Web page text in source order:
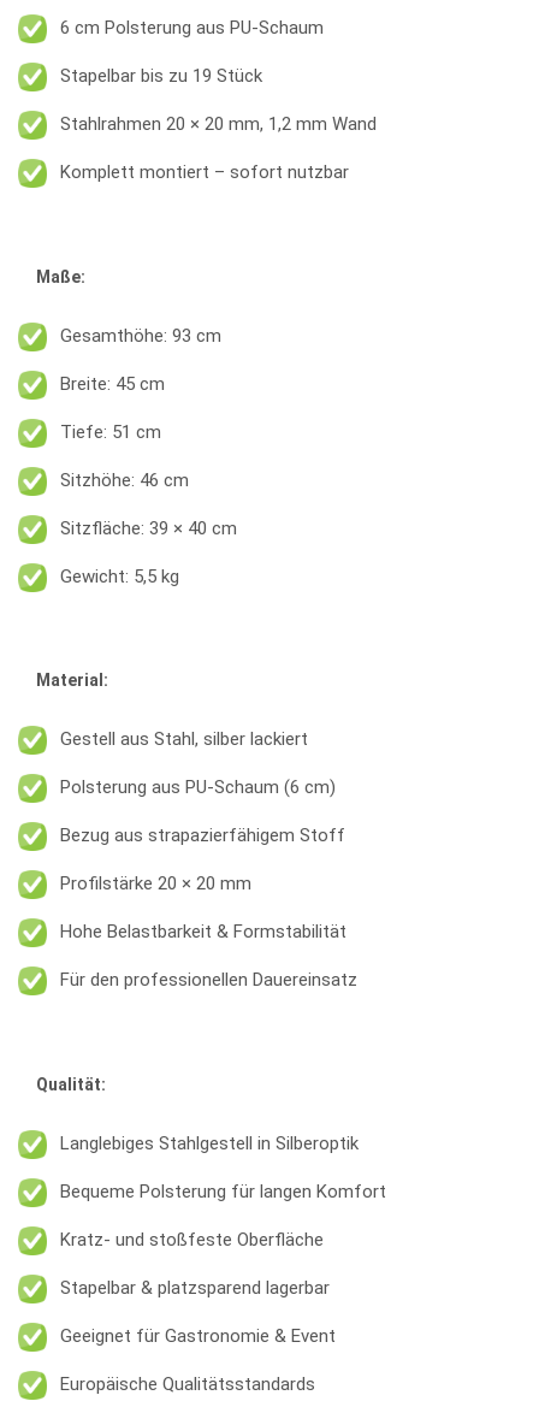
6 cm Polsterung aus PU-Schaum
Stapelbar bis zu 19 Stück
Stahlrahmen 20 × 20 mm, 1,2 mm Wand
Komplett montiert – sofort nutzbar
Maße:
Gesamthöhe: 93 cm
Breite: 45 cm
Tiefe: 51 cm
Sitzhöhe: 46 cm
Sitzfläche: 39 × 40 cm
Gewicht: 5,5 kg
Material:
Gestell aus Stahl, silber lackiert
Polsterung aus PU-Schaum (6 cm)
Bezug aus strapazierfähigem Stoff
Profilstärke 20 × 20 mm
Hohe Belastbarkeit & Formstabilität
Für den professionellen Dauereinsatz
Qualität:
Langlebiges Stahlgestell in Silberoptik
Bequeme Polsterung für langen Komfort
Kratz- und stoßfeste Oberfläche
Stapelbar & platzsparend lagerbar
Geeignet für Gastronomie & Event
Europäische Qualitätsstandards